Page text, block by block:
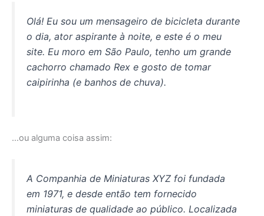
Olá! Eu sou um mensageiro de bicicleta durante
o dia, ator aspirante à noite, e este é o meu
site. Eu moro em São Paulo, tenho um grande
cachorro chamado Rex e gosto de tomar
caipirinha (e banhos de chuva).
…ou alguma coisa assim:
A Companhia de Miniaturas XYZ foi fundada
em 1971, e desde então tem fornecido
miniaturas de qualidade ao público. Localizada